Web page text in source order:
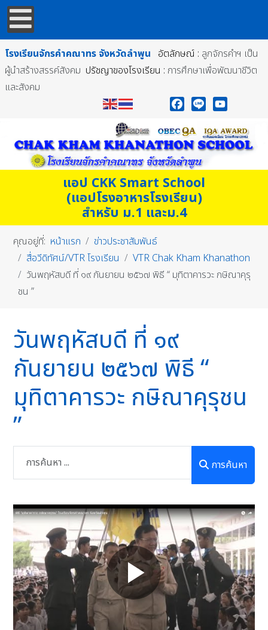
โรงเรียนจักรคำคณาทร จังหวัดลำพูน อัตลักษณ์ : ลูกจักรคำฯ เป็น
ผู้นำสร้างสรรค์สังคม ปรัชญาของโรงเรียน : การศึกษาเพื่อพัฒนาชีวิต
และสังคม
แอป CKK Smart School
(แอปโรงอาหารโรงเรียน)
สำหรับ ม.1 และม.4
คุณอยู่ที่: หน้าแรก
ข่าวประชาสัมพันธ์
สื่อวีดิทัศน์/VTR โรงเรียน
VTR Chak Kham Khanathon
วันพฤหัสบดี ที่ ๑๙ กันยายน ๒๕๖๗ พิธี “ มุทิตาคารวะ กษิณาคุรุ
ชน ”
วันพฤหัสบดี ที่ ๑๙
กันยายน ๒๕๖๗ พิธี “
มุทิตาคารวะ กษิณาคุรุชน
”
การค้นหา